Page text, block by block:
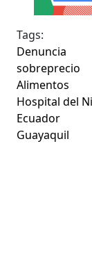
Tags:
Denuncia
sobreprecio
Alimentos
Hospital del
Ecuador
Guayaquil